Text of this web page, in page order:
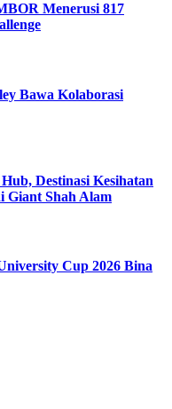
Menerusi 817
Bawa Kolaborasi
Destinasi Kesihatan
Giant Shah Alam
Cup 2026 Bina